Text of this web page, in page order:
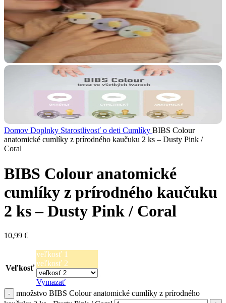
Domov Doplnky Starostlivosť o deti Cumlíky BIBS Colour
anatomické cumlíky z prírodného kaučuku 2 ks – Dusty Pink /
Coral
BIBS Colour anatomické
cumlíky z prírodného kaučuku
2 ks – Dusty Pink / Coral
10,99 €
Veľkosť
veľkosť 1
veľkosť 2
Vymazať
množstvo BIBS Colour anatomické cumlíky z prírodného